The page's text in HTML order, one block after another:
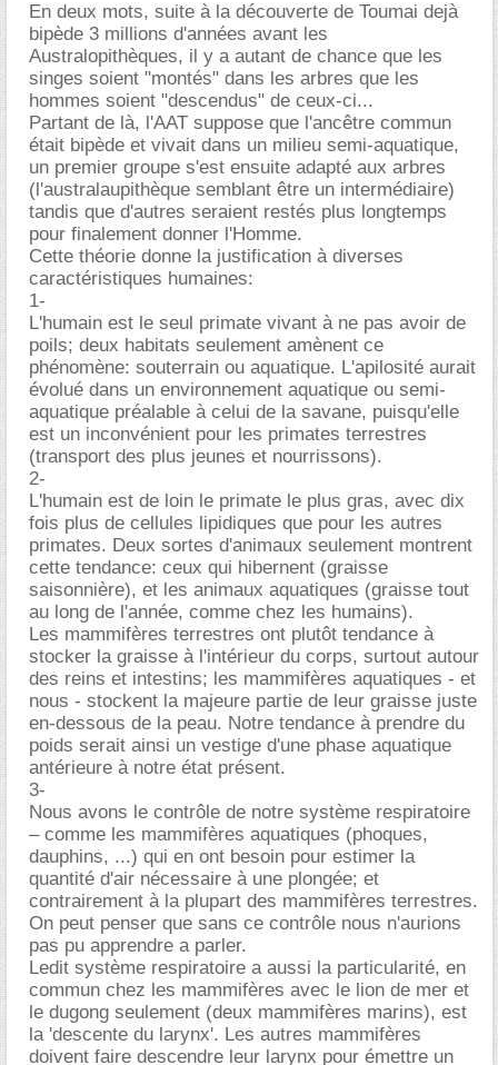
En deux mots, suite à la découverte de Toumai dejà
bipède 3 millions d'années avant les
Australopithèques, il y a autant de chance que les
singes soient "montés" dans les arbres que les
hommes soient "descendus" de ceux-ci...
Partant de là, l'AAT suppose que l'ancêtre commun
était bipède et vivait dans un milieu semi-aquatique,
un premier groupe s'est ensuite adapté aux arbres
(l'australaupithèque semblant être un intermédiaire)
tandis que d'autres seraient restés plus longtemps
pour finalement donner l'Homme.
Cette théorie donne la justification à diverses
caractéristiques humaines:
1-
L'humain est le seul primate vivant à ne pas avoir de
poils; deux habitats seulement amènent ce
phénomène: souterrain ou aquatique. L'apilosité aurait
évolué dans un environnement aquatique ou semi-
aquatique préalable à celui de la savane, puisqu'elle
est un inconvénient pour les primates terrestres
(transport des plus jeunes et nourrissons).
2-
L'humain est de loin le primate le plus gras, avec dix
fois plus de cellules lipidiques que pour les autres
primates. Deux sortes d'animaux seulement montrent
cette tendance: ceux qui hibernent (graisse
saisonnière), et les animaux aquatiques (graisse tout
au long de l'année, comme chez les humains).
Les mammifères terrestres ont plutôt tendance à
stocker la graisse à l'intérieur du corps, surtout autour
des reins et intestins; les mammifères aquatiques - et
nous - stockent la majeure partie de leur graisse juste
en-dessous de la peau. Notre tendance à prendre du
poids serait ainsi un vestige d'une phase aquatique
antérieure à notre état présent.
3-
Nous avons le contrôle de notre système respiratoire
– comme les mammifères aquatiques (phoques,
dauphins, ...) qui en ont besoin pour estimer la
quantité d'air nécessaire à une plongée; et
contrairement à la plupart des mammifères terrestres.
On peut penser que sans ce contrôle nous n'aurions
pas pu apprendre a parler.
Ledit système respiratoire a aussi la particularité, en
commun chez les mammifères avec le lion de mer et
le dugong seulement (deux mammifères marins), est
la 'descente du larynx'. Les autres mammifères
doivent faire descendre leur larynx pour émettre un